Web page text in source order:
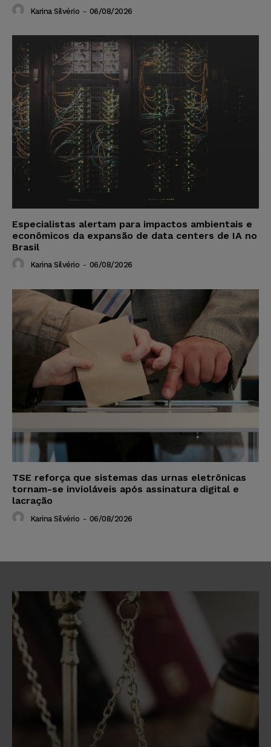
Karina Silvério - 06/08/2026
Especialistas alertam para impactos ambientais e
econômicos da expansão de data centers de IA no
Brasil
Karina Silvério - 06/08/2026
TSE reforça que sistemas das urnas eletrônicas
tornam-se invioláveis após assinatura digital e
lacração
Karina Silvério - 06/08/2026